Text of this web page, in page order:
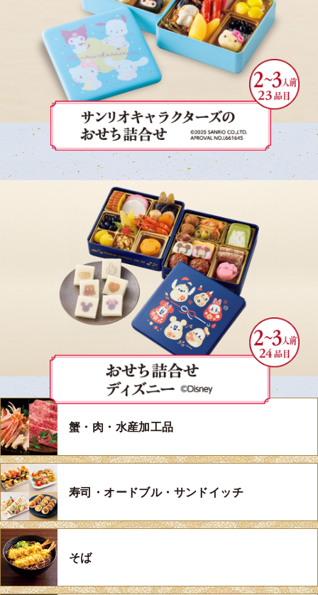
蟹・肉・水産加工品
寿司・オードブル・サンドイッチ
そば